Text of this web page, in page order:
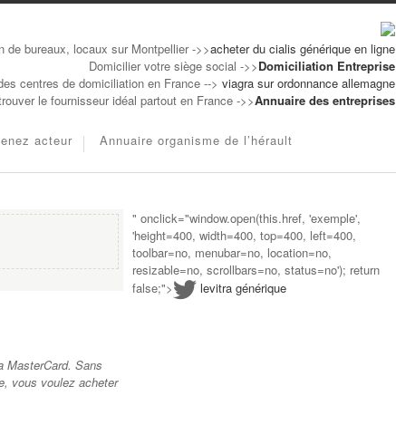
de bureaux, locaux sur Montpellier ->>acheter du cialis générique en ligne
Domicilier votre siège social ->>Domiciliation Entreprise
centres de domiciliation en France --> viagra sur ordonnance allemagne
le fournisseur idéal partout en France ->>Annuaire des entreprises
acteur Annuaire organisme de l’hérault
MasterCard. Sans
vous voulez acheter
" onclick="window.open(this.href, 'exemple',
'height=400, width=400, top=400, left=400,
toolbar=no, menubar=no, location=no,
resizable=no, scrollbars=no, status=no'); return
false;">
levitra générique